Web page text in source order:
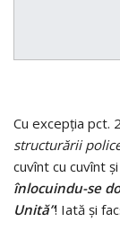
Cu excepţia pct.
structurării
cuvînt cu cuvînt şi
înlocuindu-se
Unită”! Iată şi